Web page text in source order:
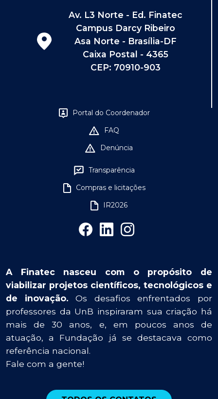
Av. L3 Norte - Ed. Finatec
Campus Darcy Ribeiro
Asa Norte - Brasília-DF
Caixa Postal - 4365
CEP: 70910-903
Portal do Coordenador
FAQ
Denúncia
Transparência
Compras e licitações
IR2026
A Finatec nasceu com o propósito de
viabilizar projetos científicos, tecnológicos e
de inovação. Os desafios enfrentados por
professores da UnB inspiraram sua criação há
mais de 30 anos, e, em poucos anos de
atuação, a Fundação já se destacava como
referência nacional.
Fale com a gente!